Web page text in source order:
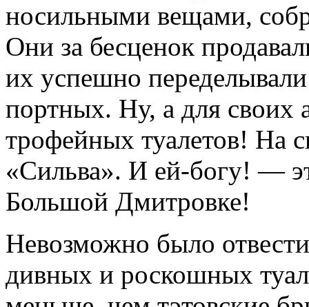
носильными вещами,
Они за бесценок
их успешно
портных. Ну, а для своих
трофейных туалетов! На
«Сильва». И ей-богу! —
Большой Дмитровке!
Невозможно было
дивных и роскошных